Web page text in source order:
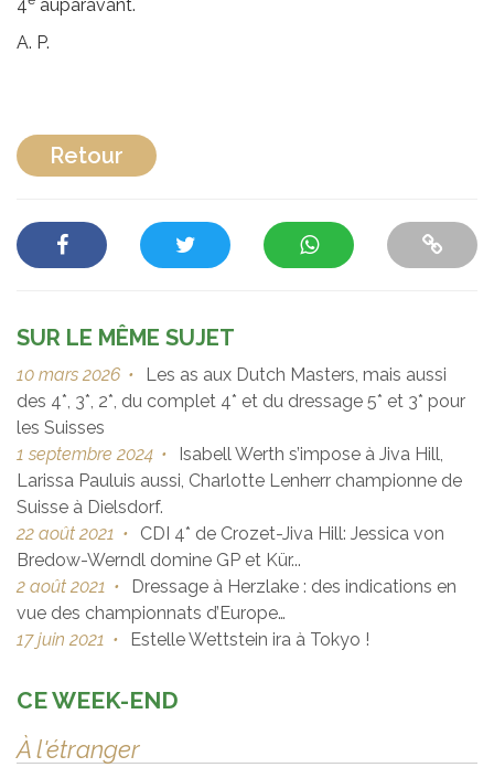
4
auparavant.
A. P.
Retour
SUR LE MÊME SUJET
10 mars 2026 •
Les as aux Dutch Masters, mais aussi
des 4*, 3*, 2*, du complet 4* et du dressage 5* et 3* pour
les Suisses
1 septembre 2024 •
Isabell Werth s’impose à Jiva Hill,
Larissa Pauluis aussi, Charlotte Lenherr championne de
Suisse à Dielsdorf.
22 août 2021 •
CDI 4* de Crozet-Jiva Hill: Jessica von
Bredow-Werndl domine GP et Kür...
2 août 2021 •
Dressage à Herzlake : des indications en
vue des championnats d’Europe…
17 juin 2021 • Estelle Wettstein ira à Tokyo !
CE WEEK-END
À l'étranger